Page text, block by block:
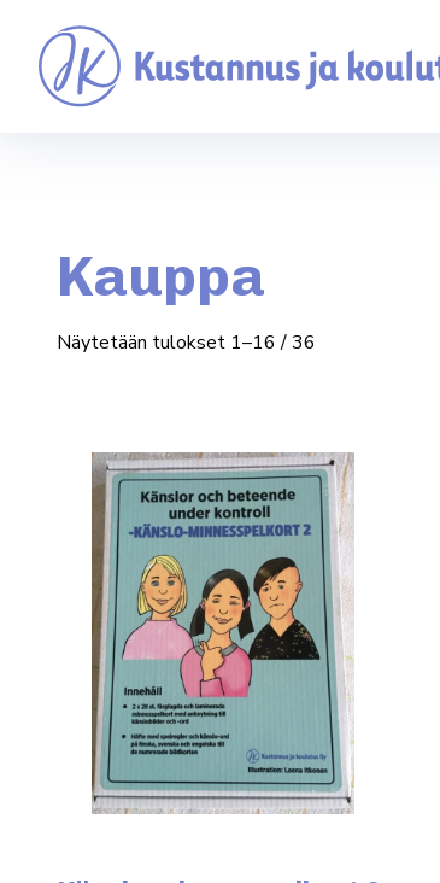
Kauppa
Näytetään tulokset 1–16 / 36